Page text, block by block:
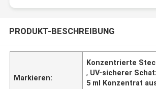
PRODUKT-BESCHREIBUNG
Markieren:
Konzentrierte
, UV-sicherer
5 ml Konzentrat